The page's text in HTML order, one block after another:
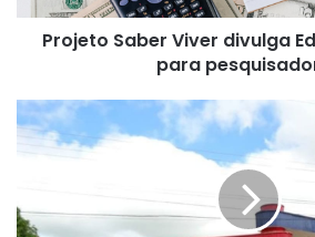
pesquisadores
Projeto Saber Viver divulga
para
Seduc
divulga
edital
contratação
de